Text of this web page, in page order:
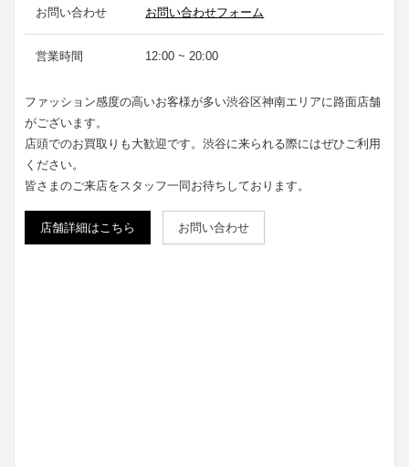
お問い合わせ お問い合わせフォーム
営業時間 12:00 ~ 20:00
ファッション感度の高いお客様が多い渋谷区神南エリアに路面店舗
がございます。
店頭でのお買取りも大歓迎です。渋谷に来られる際にはぜひご利用
ください。
皆さまのご来店をスタッフ一同お待ちしております。
店舗詳細はこちら お問い合わせ